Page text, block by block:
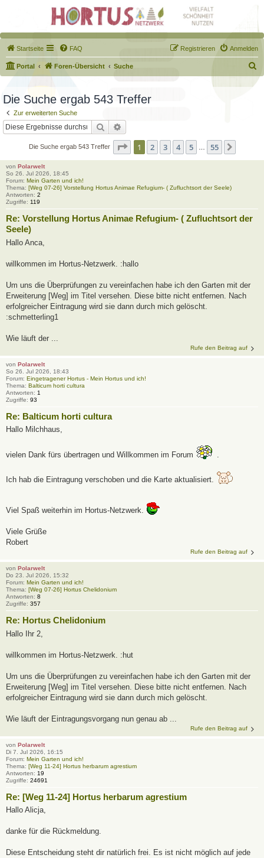
Startseite FAQ Anmelden
Registrieren
Portal Foren-Übersicht Suche
u
Die Suche ergab 543 Treffer
Zur erweiterten Suche
Suche
Die Suche ergab 543 Treffer Seite 1von 55
1 2 3 4 5 55
von Polarwelt
So 26. Jul 2026, 18:45
Forum: Mein Garten und ich!
Thema: [Weg 07-26] Vorstellung Hortus Animae Refugium- ( Zufluchtsort der Seele)
Antworten: 2
Zugriffe: 119
Re: Vorstellung Hortus Animae Refugium- ( Zufluchtsort der
Seele)
Hallo Anca,
willkommen im Hortus-Netzwerk. :hallo
Um uns die Überprüfungen zu vereinfachen habe ich den Garten mit der
Erweiterung [Weg] im Titel versehen. Diese bitte nicht entfernen. Nach
erfolgreicher Eintragung wird sie dann durch mich gelöscht.
:schmetterling1
Wie läuft der ...
Rufe den Beitrag auf
von Polarwelt
So 26. Jul 2026, 18:43
Forum: Eingetragener Hortus - Mein Hortus und ich!
Thema: Balticum horti cultura
Antworten: 1
Zugriffe: 93
Re: Balticum horti cultura
Hallo Milchhaus,
vielen Dank fürs übertragen und Willkommen im Forum .
Ich hab die Eintragung verschoben und die Karte aktualisiert.
Viel Spaß weiterhin im Hortus-Netzwerk.
Viele Grüße
Robert
Rufe den Beitrag auf
von Polarwelt
Do 23. Jul 2026, 15:32
Forum: Mein Garten und ich!
Thema: [Weg 07-26] Hortus Chelidonium
Antworten: 8
Zugriffe: 357
Re: Hortus Chelidonium
Hallo Ihr 2,
willkommen im Hortus-Netzwerk. :hut
Um uns die Überprüfungen zu vereinfachen habe ich den Garten mit der
Erweiterung [Weg] im Titel versehen. Diese bitte nicht entfernen. Nach
erfolgreicher Eintragung wird sie dann durch mich gelöscht.
Wie läuft der Eintragungsvorgang nun genau ab ...
Rufe den Beitrag auf
von Polarwelt
Di 7. Jul 2026, 16:15
Forum: Mein Garten und ich!
Thema: [Weg 11-24] Hortus herbarum agrestium
Antworten: 19
Zugriffe: 24691
Re: [Weg 11-24] Hortus herbarum agrestium
Hallo Alicja,
danke für die Rückmeldung.
Diese Entscheidung steht dir natürlich frei. Es ist nicht möglich auf jede